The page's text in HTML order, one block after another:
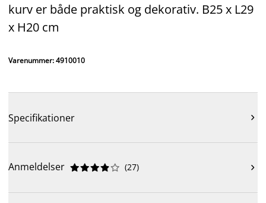
kurv er både praktisk og dekorativ. B25 x L29
x H20 cm
Varenummer: 4910010
Specifikationer 
Anmeldelser 




 (27) 